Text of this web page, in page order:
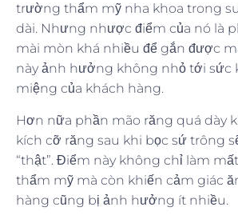
trường thẩm mỹ nha khoa trong
dài. Nhưng nhược điểm của nó là
mài mòn khá nhiều để gắn được
này ảnh hưởng không nhỏ tới sức
miệng của khách hàng.
Hơn nữa phần mão răng quá dày
kích cỡ răng sau khi bọc sứ trông
“thật”. Điểm này không chỉ làm
thẩm mỹ mà còn khiến cảm giác
hàng cũng bị ảnh hưởng ít nhiều.